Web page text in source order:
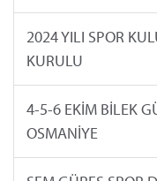
2024 YILI SPOR
KURULU
4-5-6 EKİM BİLEK
OSMANİYE